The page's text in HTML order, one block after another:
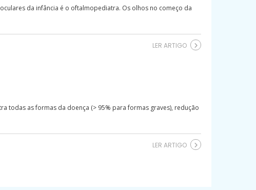
da infância é o oftalmopediatra. Os olhos no começo da
LER ARTIGO
todas as formas da doença (> 95% para formas graves), redução
LER ARTIGO